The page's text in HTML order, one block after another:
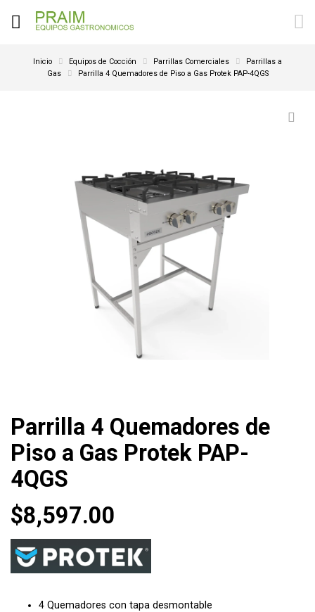
Inicio Equipos de Cocción Parrillas Comerciales
Parrillas a
Gas
Parrilla 4 Quemadores de Piso a Gas Protek PAP-4QGS
Parrilla 4 Quemadores de
Piso a Gas Protek PAP-
4QGS
$8,597.00
4 Quemadores con tapa desmontable